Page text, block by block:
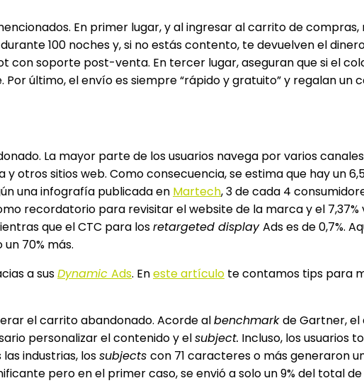
En primer lugar, y al ingresar al carrito de
100 noches y, si no estás contento, te devuelven el
soporte post-venta. En tercer lugar, aseguran que si el
último, el envío es siempre “rápido y gratuito” y regalan un
La mayor parte de los usuarios navega por varios
y otros sitios web. Como consecuencia, se estima que hay un
una infografía publicada en Martech, 3 de cada 4
recordatorio para revisitar el website de la marca y el
que el CTC para losretargeted display Ads es de 0,7%.
70% más.
a susDynamic Ads. Eneste artículo te contamos tips para
el carrito abandonado. Acorde albenchmark de Gartner,
personalizar el contenido y elsubject. Incluso, los usuarios
las industrias, lossubjects con 71 caracteres o más generaron
pero en el primer caso, se envió a solo un 9% del total